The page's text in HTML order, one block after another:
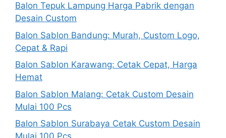
Balon Tepuk Lampung Harga Pabrik dengan
Desain Custom
Balon Sablon Bandung: Murah, Custom Logo,
Cepat & Rapi
Balon Sablon Karawang: Cetak Cepat, Harga
Hemat
Balon Sablon Malang: Cetak Custom Desain
Mulai 100 Pcs
Balon Sablon Surabaya Cetak Custom Desain